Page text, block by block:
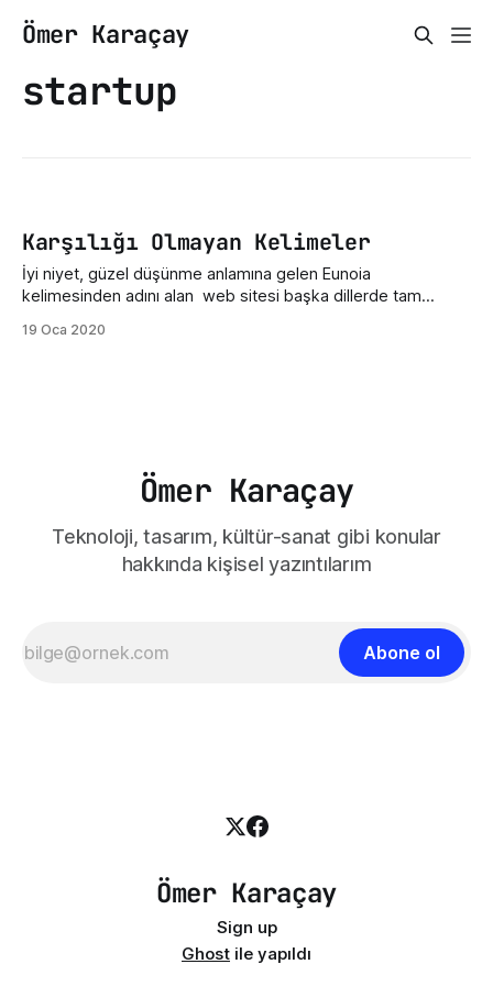
Ömer Karaçay
startup
Karşılığı Olmayan Kelimeler
İyi niyet, güzel düşünme anlamına gelen Eunoia
kelimesinden adını alan web sitesi başka dillerde tam
aslında Steph Smith tarafından 24 saatlik bir startup
19 Oca 2020
Ömer Karaçay
Teknoloji, tasarım, kültür-sanat gibi konular
hakkında kişisel yazıntılarım
Abone ol
Ömer Karaçay
Sign up
Ghost ile yapıldı